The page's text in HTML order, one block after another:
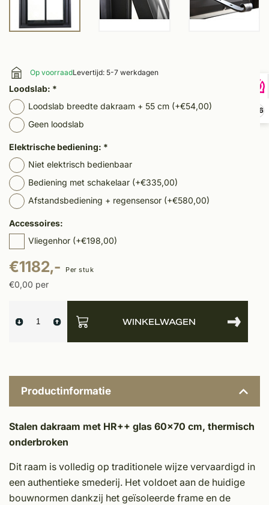
9,6
Op voorraadLevertijd: 5-7 werkdagen
Loodslab: *
Loodslab breedte dakraam + 55 cm (+€54,00)
Geen loodslab
Elektrische bediening: *
Niet elektrisch bedienbaar
Bediening met schakelaar (+€335,00)
Afstandsbediening + regensensor (+€580,00)
Accessoires:
Vliegenhor (+€198,00)
€1182,- Per stuk
€0,00 per
WINKELWAGEN
Productinformatie
Stalen dakraam met HR++ glas 60x70 cm, thermisch
onderbroken
Dit raam is volledig op traditionele wijze vervaardigd in
een authentieke smederij. Het voldoet aan de huidige
bouwnormen dankzij het geïsoleerde frame en de